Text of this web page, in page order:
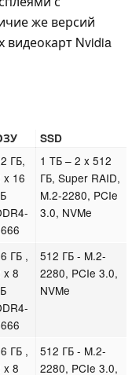
же версий
видеокарт Nvidia
SSD
ГБ,
x 16
1 ТБ – 2 x 512
ГБ, Super RAID,
M.2-2280, PCIe
3.0, NVMe
ГБ ,
x 8
512 ГБ - M.2-
2280, PCIe 3.0,
NVMe
ГБ ,
x 8
512 ГБ - M.2-
2280, PCIe 3.0,